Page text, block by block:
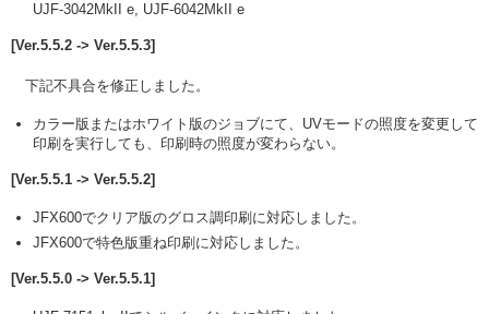
UJF-3042MkII e, UJF-6042MkII e
[Ver.5.5.2 -> Ver.5.5.3]
下記不具合を修正しました。
カラー版またはホワイト版のジョブにて、UVモードの照度を変更して
印刷を実行しても、印刷時の照度が変わらない。
[Ver.5.5.1 -> Ver.5.5.2]
JFX600でクリア版のグロス調印刷に対応しました。
JFX600で特色版重ね印刷に対応しました。
[Ver.5.5.0 -> Ver.5.5.1]